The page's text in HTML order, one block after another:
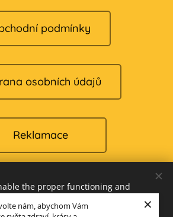
nám, abychom Vám
×
podmínky
osobních údajů
Reklamace
Cookies
the proper functioning and
and to offer you the best possible